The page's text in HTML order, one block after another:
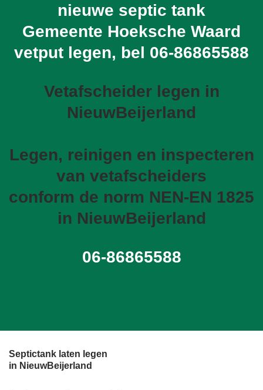
nieuwe septic tank
Gemeente Hoeksche Waard
vetput legen, bel 06-86865588
Vetafscheider legen in
NieuwBeijerland
Legen, reinigen en inspecteren
van vetafscheiders
conform de norm NEN-EN 1825
in NieuwBeijerland
06-86865588
Septictank laten legen
in NieuwBeijerland